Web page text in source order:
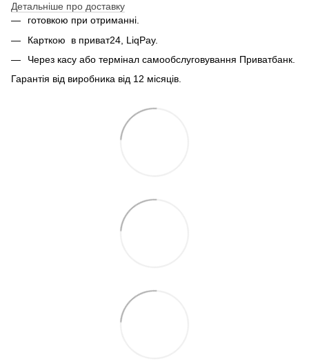
Детальніше про доставку
готовкою при отриманні.
Карткою в приват24, LiqPay.
Через касу або термінал самообслуговування Приватбанк.
Гарантія від виробника від 12 місяців.